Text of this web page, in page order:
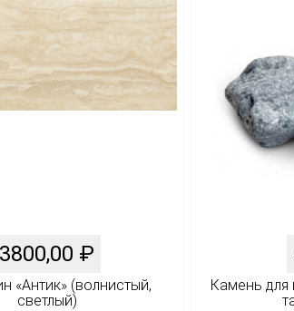
3800,00 ₽
«Антик» (волнистый,
светлый)
Камень для